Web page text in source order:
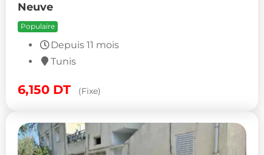
Neuve
Populaire
Depuis 11 mois
Tunis
6,150 DT (Fixe)